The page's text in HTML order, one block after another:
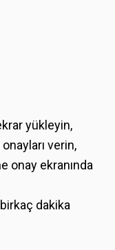
yükleyin,
verin,
onay ekranında
dakika